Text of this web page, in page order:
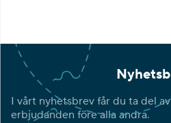
I vårt nyhetsbrev får du ta del
erbjudanden före alla andra.